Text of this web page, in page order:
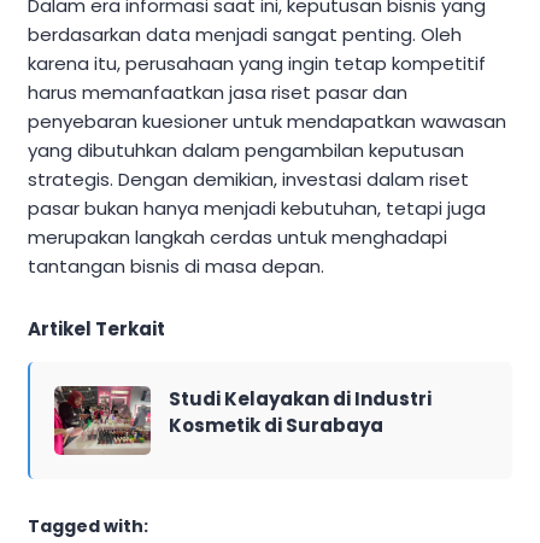
Dalam era informasi saat ini, keputusan bisnis yang
berdasarkan data menjadi sangat penting. Oleh
karena itu, perusahaan yang ingin tetap kompetitif
harus memanfaatkan jasa riset pasar dan
penyebaran kuesioner untuk mendapatkan wawasan
yang dibutuhkan dalam pengambilan keputusan
strategis. Dengan demikian, investasi dalam riset
pasar bukan hanya menjadi kebutuhan, tetapi juga
merupakan langkah cerdas untuk menghadapi
tantangan bisnis di masa depan.
Artikel Terkait
Studi Kelayakan di Industri
Kosmetik di Surabaya
Tagged with: